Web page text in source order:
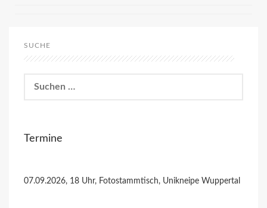
SUCHE
nach:
Termine
07.09.2026, 18 Uhr, Fotostammtisch, Unikneipe Wuppertal